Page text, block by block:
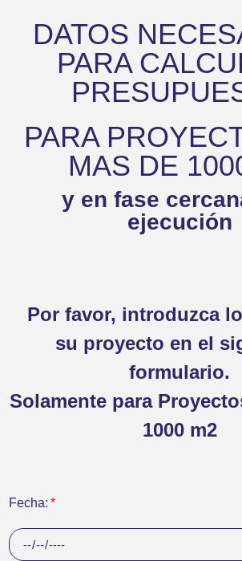
DATOS
PARA
PARA
MAS DE
y en fase
ejecución
Por favor, introduzca
su proyecto en el
formulario.
Solamente para
1000 m2
Fecha: